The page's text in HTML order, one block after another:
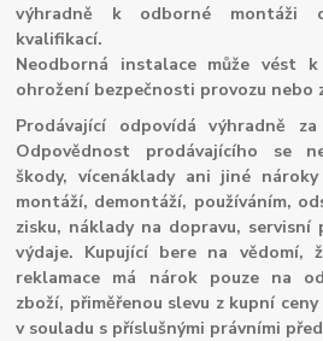
výhradně k odborné montáži
kvalifikací.
Neodborná instalace může vést
ohrožení bezpečnosti provozu nebo
Prodávající odpovídá výhradně
Odpovědnost prodávajícího se
škody, vícenáklady ani jiné
montáží, demontáží, používáním,
zisku, náklady na dopravu, servisní
výdaje. Kupující bere na vědomí,
reklamace má nárok pouze na
zboží, přiměřenou slevu z kupní
v souladu s příslušnými právními